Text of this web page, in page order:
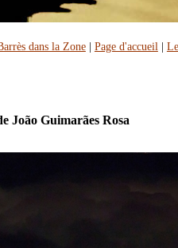
dans la Zone| Page d'accueil |
João Guimarães Rosa